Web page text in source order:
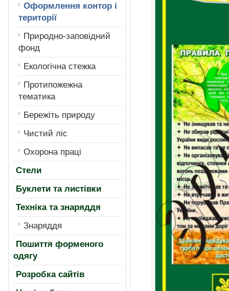
Оформлення контор і
території
Природно-заповідний
фонд
Екологiчна стежка
Протипожежна
тематика
Бережiть природу
Чистий лiс
Охорона працi
Стели
Буклети та листівки
Техніка та знаряддя
Знаряддя
Пошиття форменого
одягу
Розробка сайтів